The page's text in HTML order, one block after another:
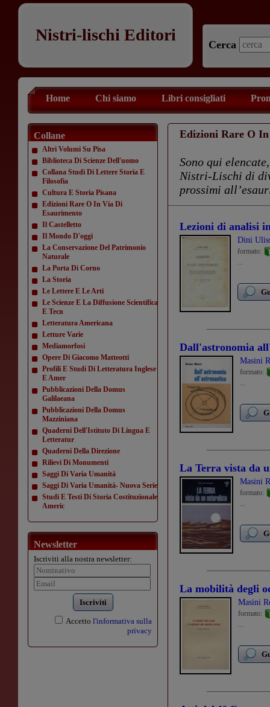
Nistri-lischi Editori
Cerca
Home Chi siamo Libri consigliati
Collane
Altri Volumi Su Pisa
Biblioteca Di Scienze Dell'uomo
Collana Studi Di Lettere Storia E
Filosofia
Cultura E Storia Pisana
Edizioni Rare O In Via Di
Esaurimento
Il Castelletto
Il Mondo D'oggi
La Conservazione Del Patrimonio
Naturale
La Porta Di Corno
La Storia
Le Lettere E Le Arti
Le Scienze E La Diffusione Scientifica
E Tecn
Letteratura Americana
Letture Varie
Mediamorfosi
Opere Di Giacomo Matteotti
Profili E Studi Di Letteratura Inglese
E Amer
Pubblicazioni Della Domus
Galilaeana
Pubblicazioni Della Domus
Mazziniana
Quaderni Dell'Istituto Di Lingua E
Letteratur
Quaderni Della Direzione
Rilievi Di Monumenti
Saggi Di Varia Umanità
Saggi Di Varia Umanità- Nuova Serie
Studi E Testi Di Storia Costituzionale
Americ
Newsletter
Iscriviti alla nostra newsletter:
Iscriviti
Accetto l'informativa sulla
privacy
Edizioni Rare O
Sono qui
Nistri-Lischi di
prossimi
Lezioni di analisi
Dini
formato:
...
Dall'astronomia
Masini
formato:
...
La Terra vista da
Masini
formato:
...
La mobilità degli
Masini
formato:
...